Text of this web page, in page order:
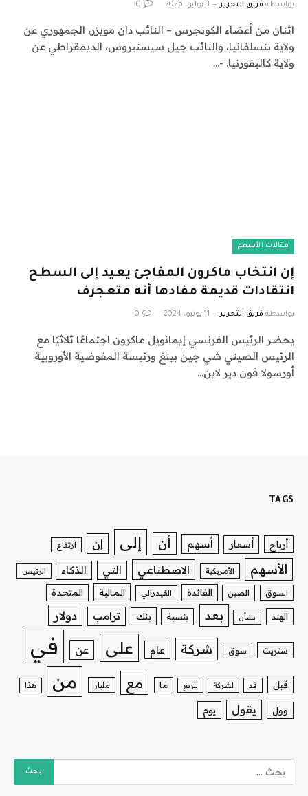
بواسطة فريق التحرير 3 يوليو، 2026 0
اثنان من أعضاء الكونجرس – النائب دان مويزر، الجمهوري عن
ولاية بنسلفانيا، والنائب جيل سيسنيروس، الديمقراطي عن
ولاية كاليفورنيا. -…
مقالات الأسهم
إن انتخاب ماكرون المفاجئ يعيد إلى السطح
انتقادات قديمة مفادها أنه متعجرف
بواسطة فريق التحرير 11 يونيو، 2024 0
يحضر الرئيس الفرنسي إيمانويل ماكرون اجتماعًا ثلاثيًا مع
الرئيس الصيني شي جين بينغ ورئيسة المفوضية الأوروبية
أورسولا فون دير لاين…
TAGS
أرباح أسعار أسهم أن إلى إن ارتفاع
الأسهم الأمريكية الاصطناعي التي الذكاء الرئيس
السوق الصين الفائدة الفيدرالي المالية المتحدة
الهند بشأن بعد بنسبة بنك ترامب دولار
ستريت سوق شركة عام على عن في
قبل قد لشركة للربع ما مع مليار من هذا
وول يقول يوم